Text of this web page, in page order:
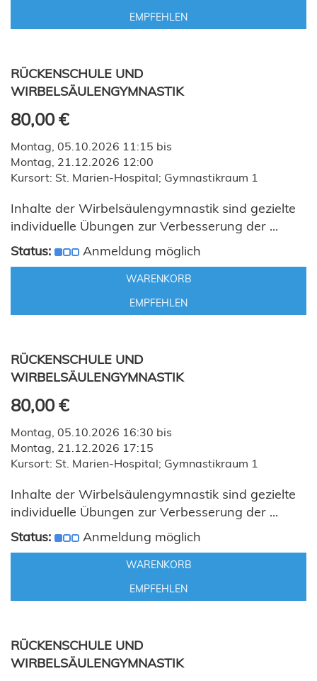
EMPFEHLEN
RÜCKENSCHULE UND
WIRBELSÄULENGYMNASTIK
80,00 €
Montag, 05.10.2026 11:15 bis
Montag, 21.12.2026 12:00
Kursort: St. Marien-Hospital; Gymnastikraum 1
Inhalte der Wirbelsäulengymnastik sind gezielte
individuelle Übungen zur Verbesserung der ...
Status:
Anmeldung möglich
WARENKORB
EMPFEHLEN
RÜCKENSCHULE UND
WIRBELSÄULENGYMNASTIK
80,00 €
Montag, 05.10.2026 16:30 bis
Montag, 21.12.2026 17:15
Kursort: St. Marien-Hospital; Gymnastikraum 1
Inhalte der Wirbelsäulengymnastik sind gezielte
individuelle Übungen zur Verbesserung der ...
Status:
Anmeldung möglich
WARENKORB
EMPFEHLEN
RÜCKENSCHULE UND
WIRBELSÄULENGYMNASTIK